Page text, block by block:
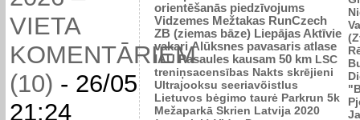
VIETA
KOMENTĀRIEM
(10) - 26/05
21:24
orientēšanās piedzīvojums
Vidzemes Mežtakas RunCzech
ZB (ziemas bāze) Liepājas Aktīvie
vakari Alūksnes pavasaris atlase
IAU Pasaules kausam 50 km LSC
treniņsacensības Nakts skrējieni
Ultrajooksu seeriavõistlus
Lietuvos bėgimo taurė Parkrun 5k
Mežaparkā Skrien Latvija 2020